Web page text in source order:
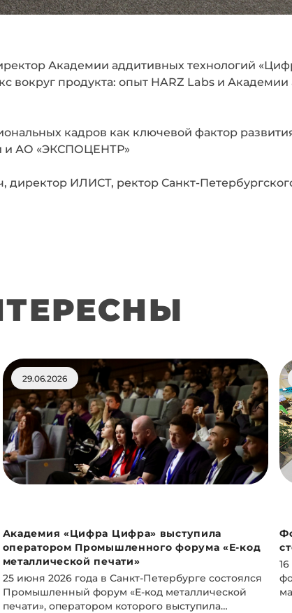
Академии аддитивных технологий
вокруг продукта: опыт HARZ Labs и
кадров как ключевой фактор
и АО «ЭКСПОЦЕНТР»
ИЛИСТ, ректор Санкт-
29.06.2026
Академия «Цифра Цифра» выступила
оператором Промышленного форума «Е-код
металлической печати»
25 июня 2026 года в Санкт-Петербурге состоялся
Промышленный форум «Е-код металлической
печати», оператором которого выступила